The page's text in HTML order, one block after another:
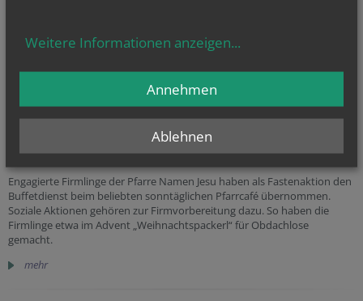
Engagierte Firmlinge der Pfarre Namen Jesu haben als Fastenaktion den
Buffetdienst beim beliebten sonntäglichen Pfarrcafé übernommen.
Soziale Aktionen gehören zur Firmvorbereitung dazu. So haben die
Firmlinge etwa im Advent „Weihnachtspackerl“ für Obdachlose
gemacht.
mehr
Weitere Informationen anzeigen...
Ablehnen
Annehmen